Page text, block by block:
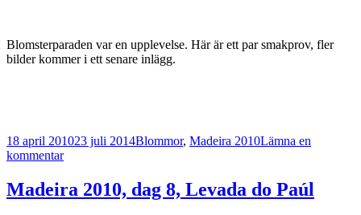
Blomsterparaden var en upplevelse. Här är ett par smakprov, fler
bilder kommer i ett senare inlägg.
Postat
18 april 201023 juli 2014Kategorier
Blommor, Madeira 2010Lämna en
kommentartill
2010,
dag
Madeira 2010, dag 8, Levada do Paúl